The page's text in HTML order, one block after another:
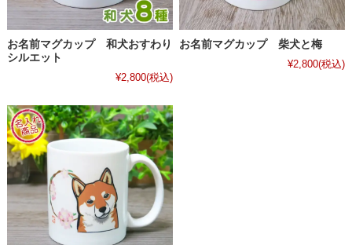
お名前マグカップ 和犬おすわり
シルエット
¥2,800(税込)
お名前マグカップ 柴犬と梅
¥2,800(税込)